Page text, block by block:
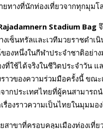
ทางที่นักท่องเที่ยวจากทุกมุมโ
Stadium Bag
เซ็นทรัลและเวทีมวยราชดำเ
งหนึ่งในกีฬาประจำชาติอย่า
ที่ใช้ได้จริงในชีวิตประจำวัน แ
ราวของความร่วมมือครั้งนี้ ขณ
ากประเทศไทยที่ผู้คนสามารถ
รื่องราวความเป็นไทยในมุมมอ
สาขาที่ครอบคลุมเมืองท่องเที่